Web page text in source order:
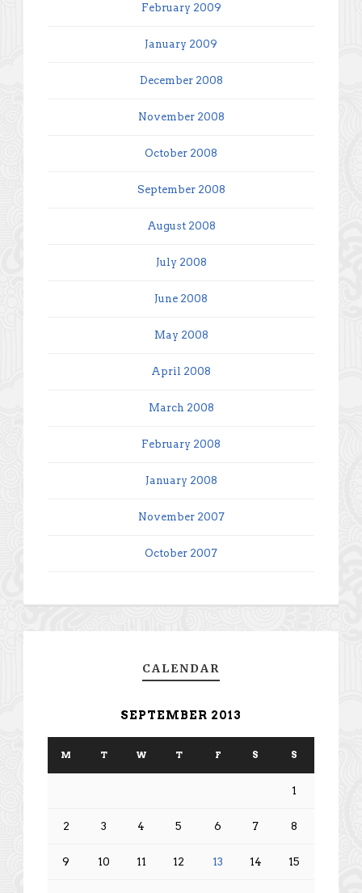
February 2009
January 2009
December 2008
November 2008
October 2008
September 2008
August 2008
July 2008
June 2008
May 2008
April 2008
March 2008
February 2008
January 2008
November 2007
October 2007
CALENDAR
SEPTEMBER 2013
M T W T F S S
1
2 3 4 5 6 7 8
9 10 11 12 13 14 15